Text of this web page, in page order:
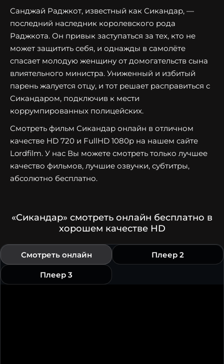
Санджай Раджкот, известный как Сикандар, —
последний наследник королевского рода
Раджкота. Он привык заступаться за тех, кто не
может защитить себя, и однажды в самолёте
спасает молодую женщину от домогательств сына
влиятельного министра. Униженный и избитый
парень жалуется отцу, и тот решает расправиться с
Сикандаром, подключив к мести
коррумпированных полицейских.
Смотреть фильм Сикандар онлайн в отличном
качестве HD 720 и FullHD 1080p на нашем сайте
Lordfilm. У нас Вы можете смотреть только лучшее
качество фильмов, лучшие озвучки, субтитры,
абсолютно бесплатно.
«Сикандар» смотреть онлайн бесплатно в
хорошем качестве HD
Смотреть онлайн Плеер 2
Плеер 3